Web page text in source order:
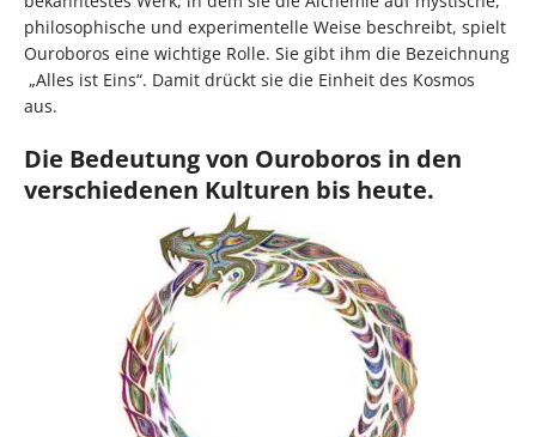
philosophische und experimentelle Weise beschreibt, spielt
Ouroboros eine wichtige Rolle. Sie gibt ihm die Bezeichnung
„Alles ist Eins“. Damit drückt sie die Einheit des Kosmos
aus.
Die Bedeutung von Ouroboros in den
verschiedenen Kulturen bis heute.